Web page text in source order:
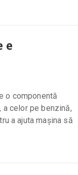
e
o componentă
celor pe benzină,
a ajuta mașina să